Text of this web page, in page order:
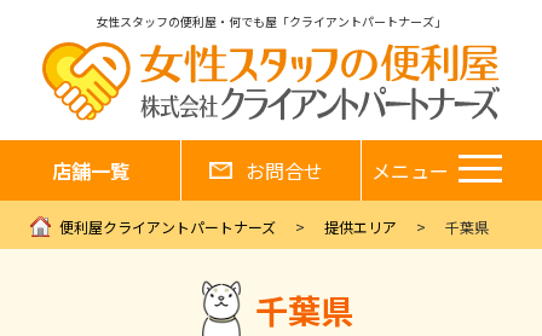
女性スタッフの便利屋・何でも屋「クライアントパートナーズ」
店舗一覧 お問合せ メニュー
便利屋クライアントパートナーズ 提供エリア 千葉県
千葉県